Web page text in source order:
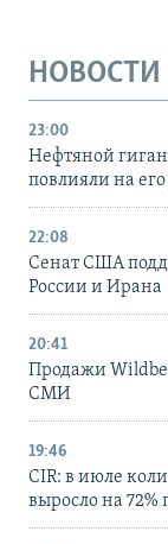
НОВОСТИ
23:00
Нефтяной
повлияли на его
22:08
Сенат США
России и Ирана
20:41
Продажи
СМИ
19:46
CIR: в июле
выросло на